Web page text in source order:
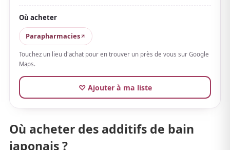
conçu pour la détente nocturne et persiste doucement
jusqu'après le bain. Avec des ingrédients hydratants et
beauté comme la céramide de nuit et l'extrait de soie,
la peau est douce et lisse ensuite.
Les gros comprimés sont emballés
individuellement
, disponibles en boîte de 6 ou à
l'unité. Élégant tant par l'aspect que par le parfum, il
comme petite attention.
Où acheter
Parapharmacies
Touchez un lieu d'achat pour en trouver un près de vous sur Google
Maps.
♡ Ajouter à ma liste
Où acheter des additifs de bain
japonais ?